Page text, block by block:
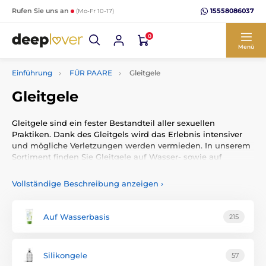
Rufen Sie uns an (Mo-Fr 10-17) 15558086037
0
Menü
Einführung FÜR PAARE Gleitgele
Gleitgele
Gleitgele sind ein fester Bestandteil aller sexuellen
Praktiken. Dank des Gleitgels wird das Erlebnis intensiver
und mögliche Verletzungen werden vermieden. In unserem
Sortiment finden Sie Gleitgele auf Wasser- sowie auf
Gleitgele auf Wasserbasis sind hautschonender und
Erotikspielzeugen. Gleitgele auf Silikonbasis sind
langanhaltend und trocknen praktisch nicht aus. Sie sind
medizinischem Silikon verwendet werden.
Vollständige Beschreibung anzeigen ›
Auf Wasserbasis 215
Silikongele 57